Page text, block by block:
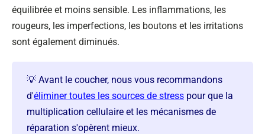
équilibrée et moins sensible. Les inflammations, les
rougeurs, les imperfections, les boutons et les irritations
sont également diminués.
💡 Avant le coucher, nous vous recommandons
d'éliminer toutes les sources de stress pour que la
multiplication cellulaire et les mécanismes de
réparation s'opèrent mieux.